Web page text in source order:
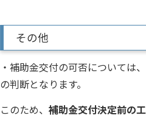
その他
・補助金交付の可否については
の判断となります。
このため、 補助金交付決定前の